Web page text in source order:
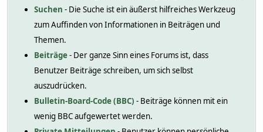
Suchen - Die Suche ist ein äußerst hilfreiches Werkzeug
zum Auffinden von Informationen in Beiträgen und
Themen.
Beiträge- Der ganze Sinn eines Forums ist, dass
Benutzer Beiträge schreiben, um sich selbst
auszudrücken.
Bulletin-Board-Code (BBC) - Beiträge können mit ein
wenig BBC aufgewertet werden.